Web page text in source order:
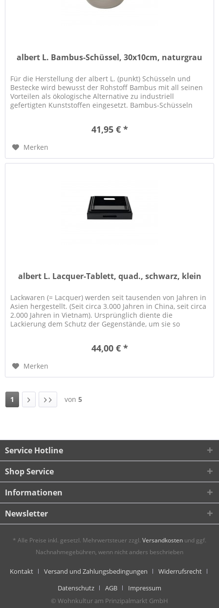
albert L. Bambus-Schüssel, 30x10cm, naturgrau
Für die Herstellung der albert L. (punkt) Schüsseln und
Bestecke wird bewusst der Rohstoff Bambus mit all seinen
Vorteilen als ökologische Alternative zu industriell
gefertigten Kunststoffen eingesetzt. Bambus-Schüsseln
41,95 € *
Merken
albert L. Lacquer-Tablett, quad., schwarz, klein
Lackwaren (= Lacquer) werden seit tausenden von Jahren in
Asien hergestellt. (Seit circa 3.000 Jahren in China, seit circa
2.000 Jahren in Vietnam). Ursprünglich diente die
Lackierung dem Schutz der Gegenstände, um sie so
44,00 € *
Merken
1 von 5
Service Hotline
Shop Service
Informationen
Newsletter
* Alle Preise inkl. gesetzl. Mehrwertsteuer zzgl. Versandkosten und ggf.
Nachnahmegebühren, wenn nicht anders beschrieben
Kontakt Versand und Zahlungsbedingungen
Widerrufsrecht
Datenschutz
AGB
Impressum
© Wohnkultur am Prinzipalmarkt GmbH